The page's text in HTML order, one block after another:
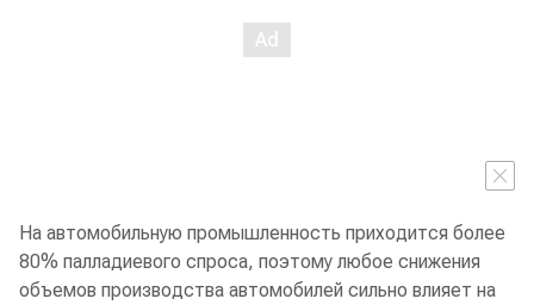
На автомобильную промышленность приходится более
80% палладиевого спроса, поэтому любое снижения
объемов производства автомобилей сильно влияет на